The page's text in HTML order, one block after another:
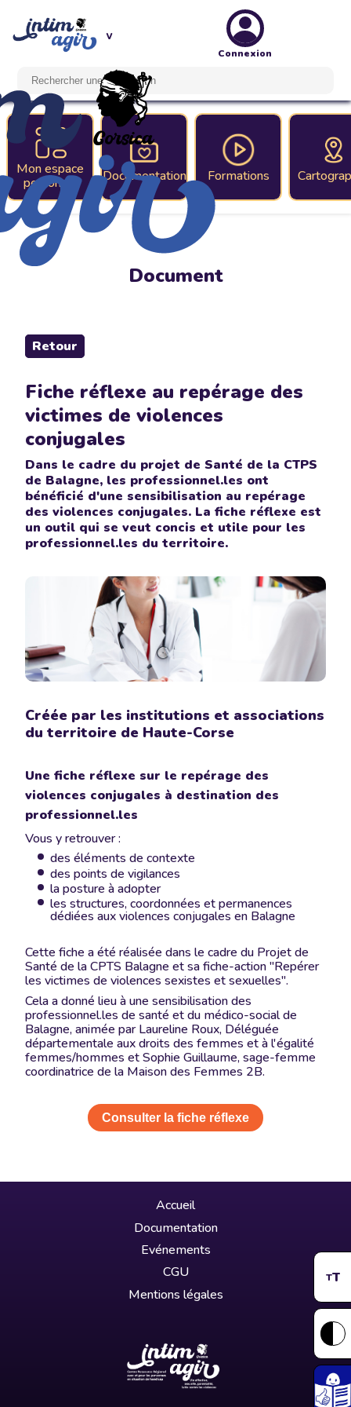
TT
Connexion
Mon espace
personnel
Documentation Formations
Document
Retour
Fiche réflexe au repérage des
victimes de violences
conjugales
Dans le cadre du projet de Santé de la CTPS
de Balagne, les professionnel.les ont
bénéficié d'une sensibilisation au repérage
des violences conjugales. La fiche réflexe est
un outil qui se veut concis et utile pour les
professionnel.les du territoire.
Créée par les institutions et associations
du territoire de Haute-Corse
Une fiche réflexe sur le repérage des
violences conjugales à destination des
professionnel.les
Vous y retrouver :
des éléments de contexte
des points de vigilances
la posture à adopter
les structures, coordonnées et permanences
dédiées aux violences conjugales en Balagne
Cette fiche a été réalisée dans le cadre du Projet de
Santé de la CPTS Balagne et sa fiche-action "Repérer
les victimes de violences sexistes et sexuelles".
Cela a donné lieu à une sensibilisation des
professionnel.les de santé et du médico-social de
Balagne, animée par Laureline Roux, Déléguée
départementale aux droits des femmes et à l'égalité
femmes/hommes et Sophie Guillaume, sage-femme
coordinatrice de la Maison des Femmes 2B.
Consulter la fiche réflexe
Accueil
Documentation
Evénements
CGU
Mentions légales